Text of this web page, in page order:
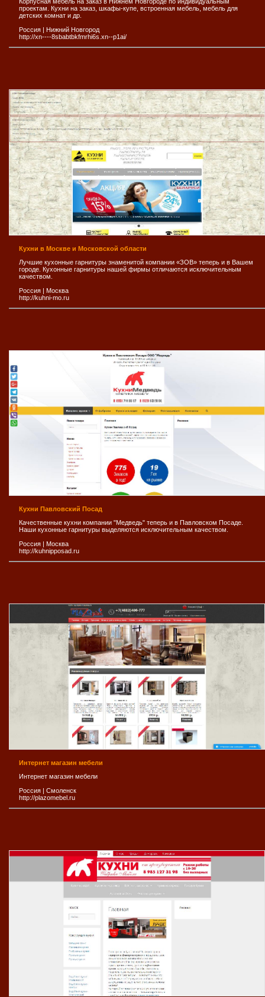
проектам. Кухни на заказ, шкафы-купе, встроенная мебель, мебель для
детских комнат и др.
Россия | Нижний Новгород
http://xn----8sbabtbkfmrhi6s.xn--p1ai/
Кухни в Москве и Московской области
Лучшие кухонные гарнитуры знаменитой компании «ЗОВ» теперь и в Вашем
городе. Кухонные гарнитуры нашей фирмы отличаются исключительным
качеством.
Россия | Москва
http://kuhni-mo.ru
Кухни Павловский Посад
Качественные кухни компании "Медведь" теперь и в Павловском Посаде.
Наши кухонные гарнитуры выделяются исключительным качеством.
Россия
Москва
http://kuhnipposad.ru
Интернет магазин мебели
Интернет магазин мебели
Россия
Смоленск
http://plazomebel.ru